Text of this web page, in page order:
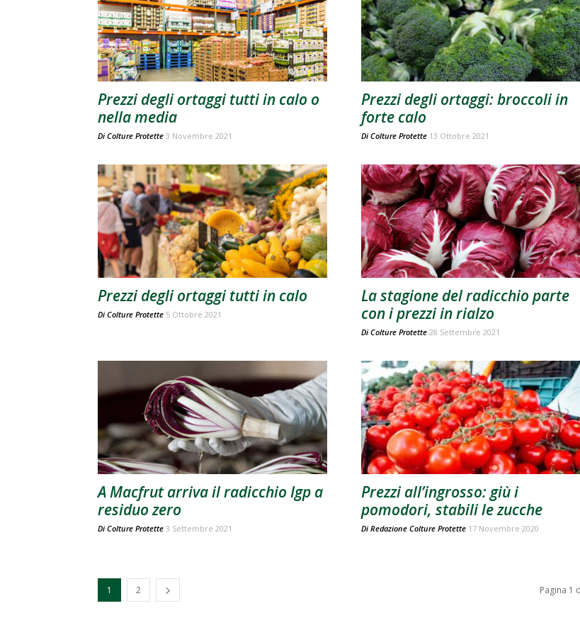
Prezzi degli ortaggi tutti in calo o
nella media
Di Colture Protette 3 Novembre 2021
Prezzi degli ortaggi: broccoli in
forte calo
Di Colture Protette 13 Ottobre 2021
Prezzi degli ortaggi tutti in calo
Di Colture Protette 5 Ottobre 2021
La stagione del radicchio parte
con i prezzi in rialzo
Di Colture Protette 28 Settembre 2021
A Macfrut arriva il radicchio Igp a
residuo zero
Di Colture Protette 3 Settembre 2021
Prezzi all’ingrosso: giù i
pomodori, stabili le zucche
Di Redazione Colture Protette 17 Novembre 2020
1 2 Pagina 1